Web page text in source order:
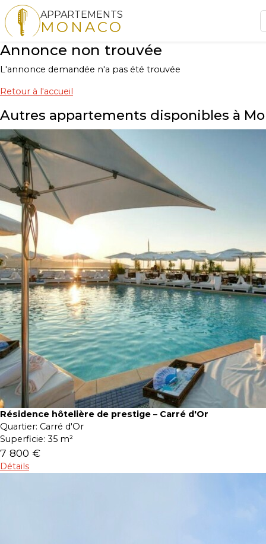
APPARTEMENTS
MONACO
Annonce non trouvée
L'annonce demandée n'a pas été trouvée
Retour à l'accueil
Autres appartements disponibles à
Résidence hôtelière de prestige – Carré d'Or
Quartier: Carré d'Or
Superficie: 35 m²
7 800 €
Détails